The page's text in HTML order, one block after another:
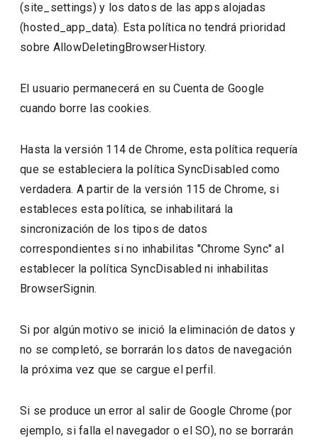
(site_settings) y los datos de las apps alojadas
(hosted_app_data). Esta política no tendrá prioridad
sobre AllowDeletingBrowserHistory.
El usuario permanecerá en su Cuenta de Google
cuando borre las cookies.
Hasta la versión 114 de Chrome, esta política requería
que se estableciera la política SyncDisabled como
verdadera. A partir de la versión 115 de Chrome, si
estableces esta política, se inhabilitará la
sincronización de los tipos de datos
correspondientes si no inhabilitas "Chrome Sync" al
establecer la política SyncDisabled ni inhabilitas
BrowserSignin.
Si por algún motivo se inició la eliminación de datos y
no se completó, se borrarán los datos de navegación
la próxima vez que se cargue el perfil.
Si se produce un error al salir de Google Chrome (por
ejemplo, si falla el navegador o el SO), no se borrarán